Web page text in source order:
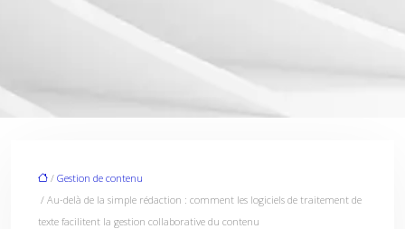
/ Gestion de contenu
/ Au-delà de la simple rédaction : comment les logiciels de traitement de
texte facilitent la gestion collaborative du contenu